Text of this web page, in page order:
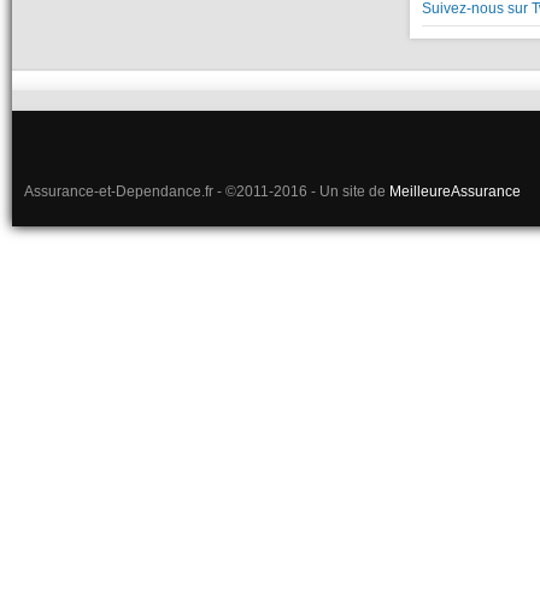
Suivez-nous sur
Assurance-et-Dependance.fr - ©2011-2016 - Un site de MeilleureAssurance